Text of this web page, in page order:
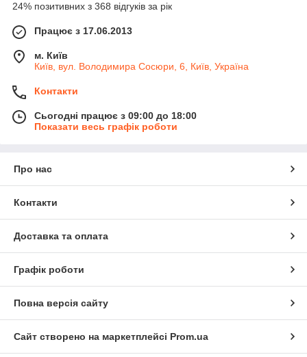
24% позитивних з 368 відгуків за рік
Працює з 17.06.2013
м. Київ
Київ, вул. Володимира Сосюри, 6, Київ, Україна
Контакти
Сьогодні працює з 09:00 до 18:00
Показати весь графік роботи
Про нас
Контакти
Доставка та оплата
Графік роботи
Повна версія сайту
Сайт створено на маркетплейсі Prom.ua